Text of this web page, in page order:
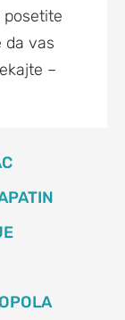
da vas
–